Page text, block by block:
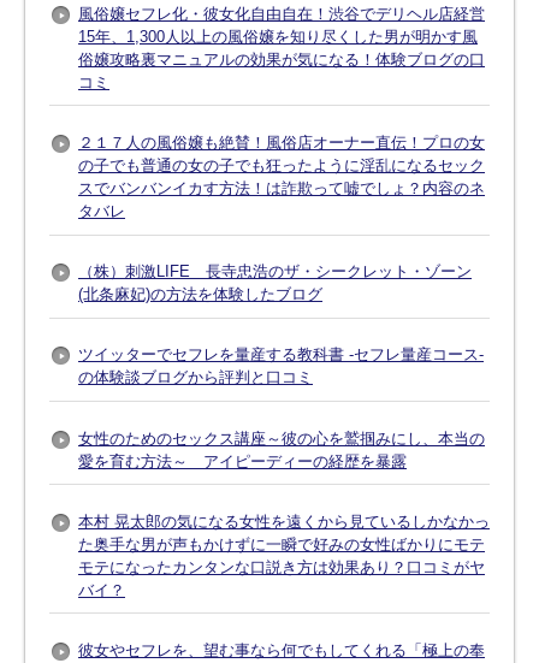
風俗嬢セフレ化・彼女化自由自在！渋谷でデリヘル店経営
15年、1,300人以上の風俗嬢を知り尽くした男が明かす風
俗嬢攻略裏マニュアルの効果が気になる！体験ブログの口
コミ
２１７人の風俗嬢も絶賛！風俗店オーナー直伝！プロの女
の子でも普通の女の子でも狂ったように淫乱になるセック
スでバンバンイカす方法！は詐欺って嘘でしょ？内容のネ
タバレ
（株）刺激LIFE 長寺忠浩のザ・シークレット・ゾーン
(北条麻妃)の方法を体験したブログ
ツイッターでセフレを量産する教科書 -セフレ量産コース-
の体験談ブログから評判と口コミ
女性のためのセックス講座～彼の心を鷲掴みにし、本当の
愛を育む方法～ アイピーディーの経歴を暴露
本村 晃太郎の気になる女性を遠くから見ているしかなかっ
た奥手な男が声もかけずに一瞬で好みの女性ばかりにモテ
モテになったカンタンな口説き方は効果あり？口コミがヤ
バイ？
彼女やセフレを、望む事なら何でもしてくれる「極上の奉